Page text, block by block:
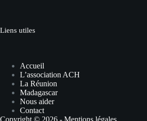
Liens utiles
Accueil
L’association ACH
La Réunion
Madagascar
Nous aider
Contact